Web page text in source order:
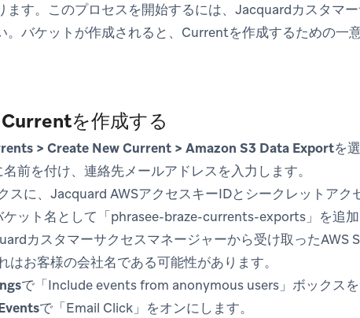
ます。このプロセスを開始するには、Jacquardカスタマ
。バケットが作成されると、Currentを作成するための一
を作成する
> Create New Current > Amazon S3 Data Exportを
前を付け、連絡先メールアドレスを入力します。
スに、Jacquard AWSアクセスキーIDとシークレットアク
ケット名として「phrasee-braze-currents-exports」を追加
カスタマーサクセスマネージャーから受け取ったAWS
はお客様の会社名である可能性があります。
で「Include events from anonymous users」ボックスを
で「Email Click」をオンにします。